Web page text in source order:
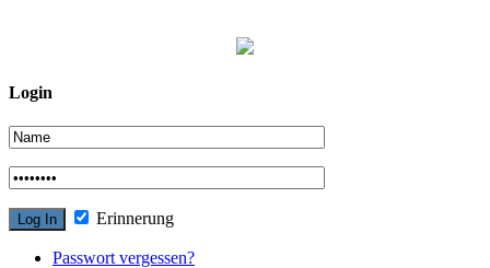
Login
Erinnerung
Passwort vergessen?